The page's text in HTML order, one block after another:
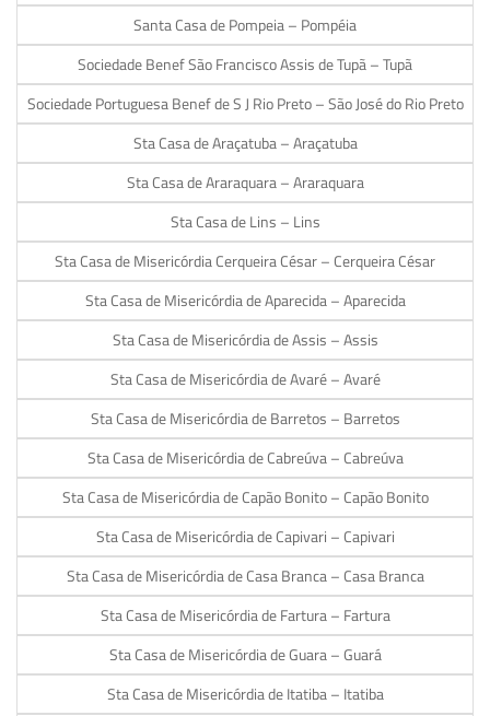
Santa Casa de Pompeia – Pompéia
Sociedade Benef São Francisco Assis de Tupã – Tupã
Sociedade Portuguesa Benef de S J Rio Preto – São José do Rio Preto
Sta Casa de Araçatuba – Araçatuba
Sta Casa de Araraquara – Araraquara
Sta Casa de Lins – Lins
Sta Casa de Misericórdia Cerqueira César – Cerqueira César
Sta Casa de Misericórdia de Aparecida – Aparecida
Sta Casa de Misericórdia de Assis – Assis
Sta Casa de Misericórdia de Avaré – Avaré
Sta Casa de Misericórdia de Barretos – Barretos
Sta Casa de Misericórdia de Cabreúva – Cabreúva
Sta Casa de Misericórdia de Capão Bonito – Capão Bonito
Sta Casa de Misericórdia de Capivari – Capivari
Sta Casa de Misericórdia de Casa Branca – Casa Branca
Sta Casa de Misericórdia de Fartura – Fartura
Sta Casa de Misericórdia de Guara – Guará
Sta Casa de Misericórdia de Itatiba – Itatiba